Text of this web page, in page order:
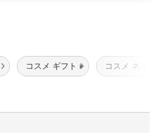
コスメ ギフト コスメ ネイル